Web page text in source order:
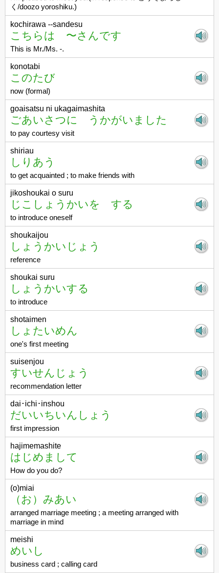
く/doozo yoroshiku.)
kochirawa --sandesu
こちらは 〜さんです
This is Mr./Ms. -.
konotabi
このたび
now (formal)
goaisatsu ni ukagaimashita
ごあいさつに うかがいました
to pay courtesy visit
shiriau
しりあう
to get acquainted ; to make friends with
jikoshoukai o suru
じこしょうかいを する
to introduce oneself
shoukaijou
しょうかいじょう
reference
shoukai suru
しょうかいする
to introduce
shotaimen
しょたいめん
one's first meeting
suisenjou
すいせんじょう
recommendation letter
dai･ichi･inshou
だいいちいんしょう
first impression
hajimemashite
はじめまして
How do you do?
(o)miai
（お）みあい
arranged marriage meeting ; a meeting arranged with
marriage in mind
meishi
めいし
business card ; calling card